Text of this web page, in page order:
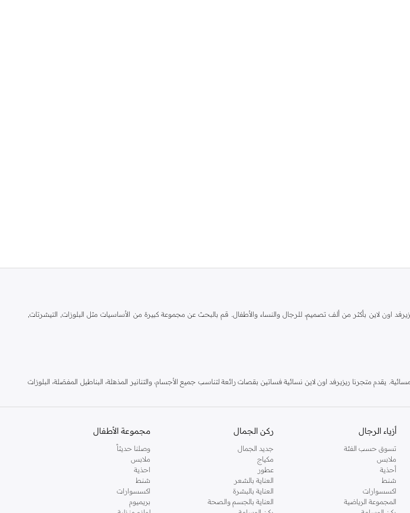
مجموعة ريزيرفد اون لاين بأكثر من ألف تصميم، للرجال والنساء والأطفال. قم بالبحث عن مجموعة كبيرة من الأساسيات مثل البلوزات, التيشرتات,
يقدم متجرنا ريزيرفد اون لاين نسائية فساتين بقصات رائعة لتناسب جميع الأجسام، والتنانير المذهلة، البناطيل المفصَلة، البلوزات
أزياء الرجال
تسوق حسب الفئة
ملابس
أحذية
شنط
اكسسوارات
المجموعة الرياضية
ركن الجمال
جديد الجمال
مكياج
عطور
العناية بالشعر
العناية بالبشرة
العناية بالجسم والصحة
مجموعة الأطفال
وصلنا حديثاً
ملابس
احذية
شنط
اكسسوارات
بريميوم